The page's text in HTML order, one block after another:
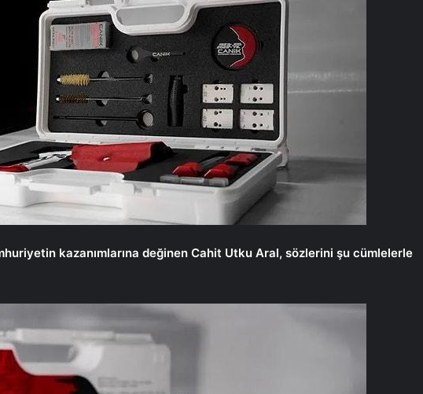
kazanımlarına değinen Cahit Utku Aral, sözlerini şu cümlelerle